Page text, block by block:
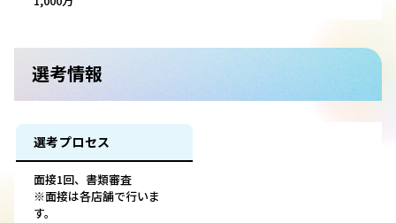
選考情報
選考プロセス
面接1回、書類審査
※面接は各店舗で行いま
す。